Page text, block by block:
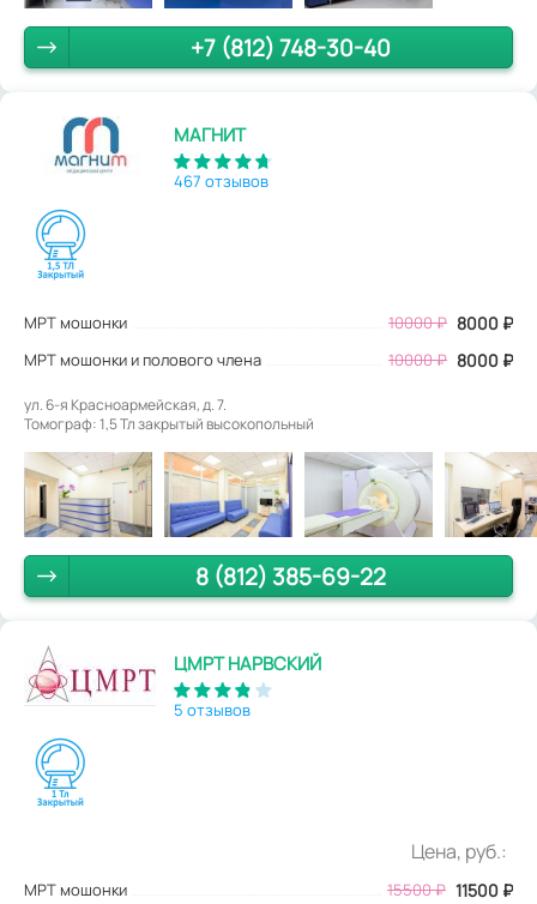
+7 (812) 748-30-40
МАГНИТ
467 отзывов
МРТ мошонки 10000₽ 8000 ₽
МРТ мошонки и полового члена 10000 ₽ 8000 ₽
ул. 6-я Красноармейская, д. 7.
Томограф: 1,5 Тл закрытый высокопольный
8 (812) 385-69-22
ЦМРТ НАРВСКИЙ
5 отзывов
Цена, руб.:
МРТ мошонки 15500₽ 11500 ₽